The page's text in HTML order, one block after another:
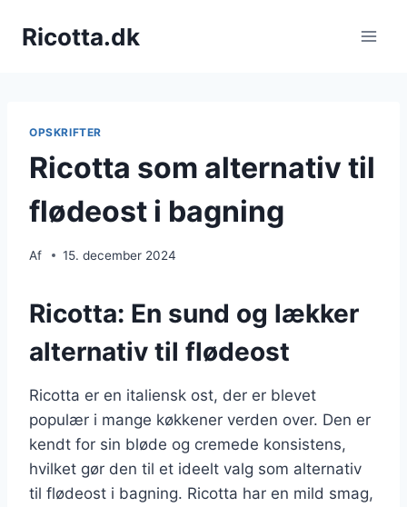
Ricotta.dk
OPSKRIFTER
Ricotta som alternativ til
flødeost i bagning
Af 15. december 2024
Ricotta: En sund og lækker
alternativ til flødeost
Ricotta er en italiensk ost, der er blevet
populær i mange køkkener verden over. Den er
kendt for sin bløde og cremede konsistens,
hvilket gør den til et ideelt valg som alternativ
til flødeost i bagning. Ricotta har en mild smag,